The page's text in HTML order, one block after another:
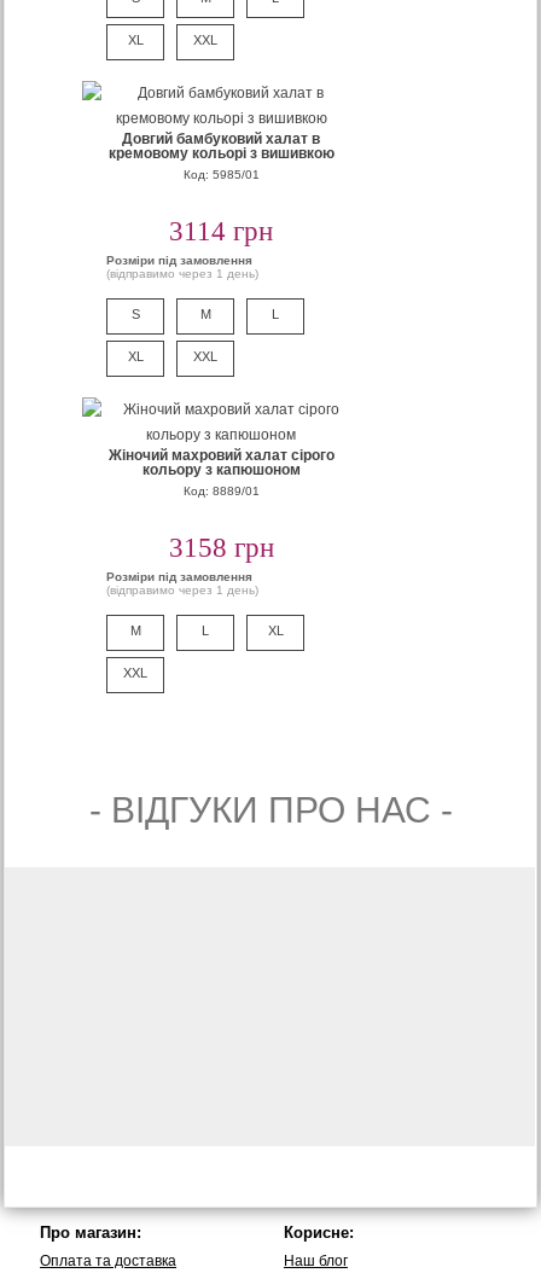
XL XXL
Довгий бамбуковий халат в
кремовому кольорі з вишивкою
Код: 5985/01
3114 грн
Розміри під замовлення
(відправимо через 1 день)
S M L
XL XXL
Жіночий махровий халат сірого
кольору з капюшоном
Код: 8889/01
3158 грн
Розміри під замовлення
(відправимо через 1 день)
M L XL
XXL
- ВIДГУКИ ПРО НАС -
Про магазин:
Оплата та доставка
Корисне:
Наш блог